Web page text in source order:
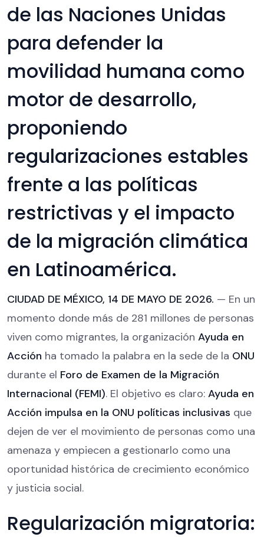
de las Naciones Unidas
para defender la
movilidad humana como
motor de desarrollo,
proponiendo
regularizaciones estables
frente a las políticas
restrictivas y el impacto
de la migración climática
en Latinoamérica.
CIUDAD DE MÉXICO, 14 DE MAYO DE 2026. — En un
momento donde más de 281 millones de personas
viven como migrantes, la organización Ayuda en
Acción ha tomado la palabra en la sede de la ONU
durante el Foro de Examen de la Migración
Internacional (FEMI). El objetivo es claro: Ayuda en
Acción impulsa en la ONU políticas inclusivas que
dejen de ver el movimiento de personas como una
amenaza y empiecen a gestionarlo como una
oportunidad histórica de crecimiento económico
y justicia social.
Regularización migratoria: